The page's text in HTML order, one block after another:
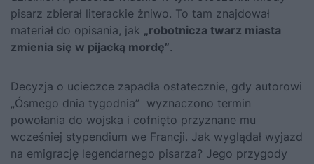
pisarz zbierał literackie żniwo. To tam znajdował
materiał do opisania, jak „robotnicza twarz miasta
zmienia się w pijacką mordę”.
Decyzja o ucieczce zapadła ostatecznie, gdy autorowi
„Ósmego dnia tygodnia” wyznaczono termin
powołania do wojska i cofnięto przyznane mu
wcześniej stypendium we Francji. Jak wyglądał wyjazd
na emigrację legendarnego pisarza? Jego przygody